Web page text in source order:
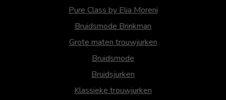
Pure Class by Elia Moreni
Bruidsmode Brinkman
Grote maten trouwjurken
Bruidsmode
Bruidsjurken
Klassieke trouwjurken